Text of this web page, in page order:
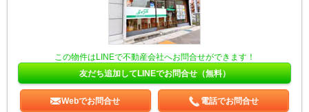
この物件はLINEで不動産会社へお問合せができます！
友だち追加してLINEでお問合せ（無料）
Webでお問合せ 電話でお問合せ